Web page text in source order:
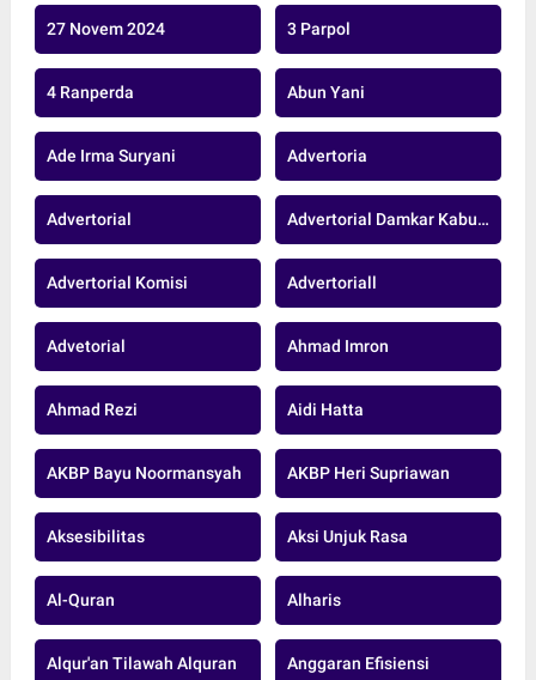
27 Novem 2024 3 Parpol
4 Ranperda Abun Yani
Ade Irma Suryani Advertoria
Advertorial Advertorial Damkar Kabupaten Muaro Jambi
Advertorial Komisi Advertoriall
Advetorial Ahmad Imron
Ahmad Rezi Aidi Hatta
AKBP Bayu Noormansyah AKBP Heri Supriawan
Aksesibilitas Aksi Unjuk Rasa
Al-Quran Alharis
Alqur'an Tilawah Alquran Anggaran Efisiensi